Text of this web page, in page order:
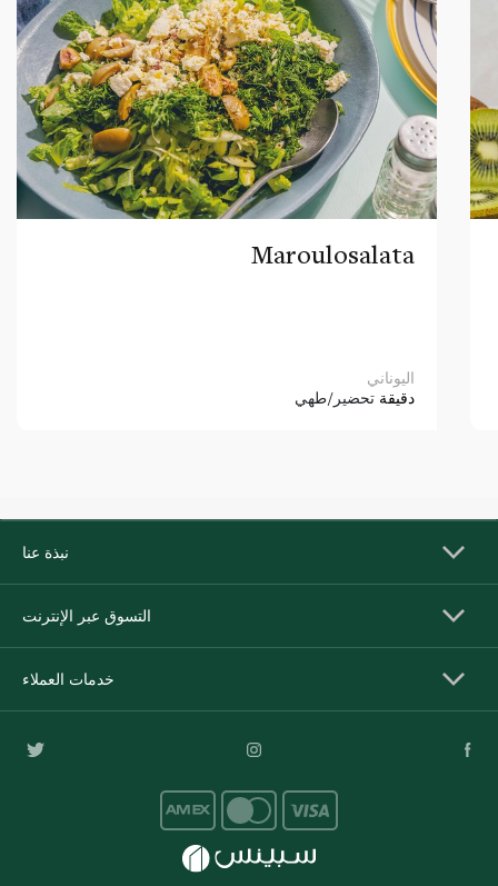
Maroulosalata
اليوناني
دقيقة تحضير/طهي
نبذة عنا
التسوق عبر الإنترنت
خدمات العملاء